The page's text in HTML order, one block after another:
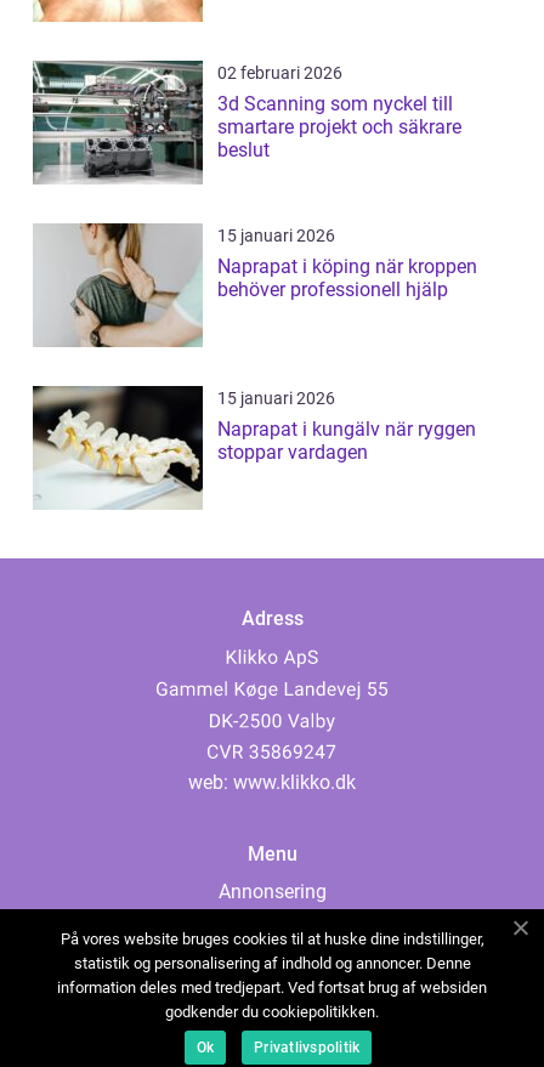
02 februari 2026
3d Scanning som nyckel till
smartare projekt och säkrare
beslut
15 januari 2026
Naprapat i köping när kroppen
behöver professionell hjälp
15 januari 2026
Naprapat i kungälv när ryggen
stoppar vardagen
Adress
web: www.klikko.dk
Menu
Annonsering
Cookies
Kontakta oss
Sitemap
På vores website bruges cookies til at huske dine indstillinger,
statistik og personalisering af indhold og annoncer. Denne
information deles med tredjepart. Ved fortsat brug af websiden
godkender du cookiepolitikken.
Ok Privatlivspolitik